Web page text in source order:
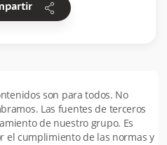
share
son para todos. No
Las fuentes de terceros
de nuestro grupo. Es
el cumplimiento de las normas y